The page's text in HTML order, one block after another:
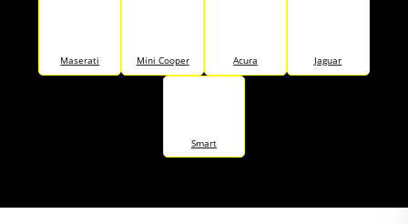
Maserati Mini Cooper Acura Jaguar
Smart